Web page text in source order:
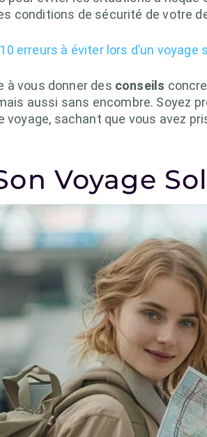
conditions de sécurité de votre
10 erreurs à éviter lors d’un voyage
à vous donner des conseils
aussi sans encombre. Soyez
voyage, sachant que vous avez
Voyage